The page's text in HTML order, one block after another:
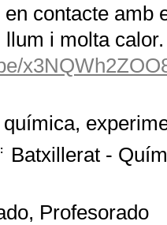
contacte amb
i molta calor.
química,
Batxillerat -
Profesorado